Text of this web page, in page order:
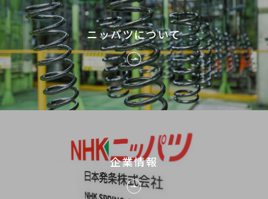
ニッパツについて
企業情報